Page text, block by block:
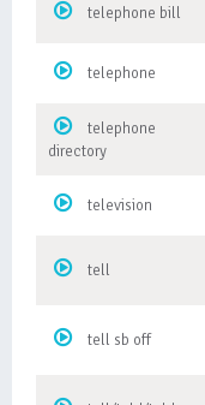
telephone bill
telephone
telephone
directory
television
tell
tell sb off